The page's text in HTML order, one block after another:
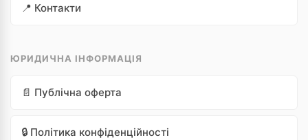
📍 Контакти
ЮРИДИЧНА ІНФОРМАЦІЯ
📄 Публічна оферта
🔒 Політика конфіденційності